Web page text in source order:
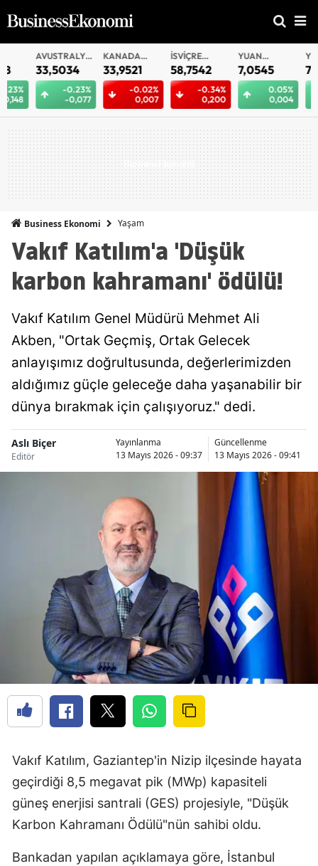
AVUSTRALYA
DOLARI
33,5034
-0.23%
-0,077
KANADA
DOLARI
33,9521
-0.02%
0,007
İSVIÇRE
FRANKI
58,7542
-0.34%
0,200
OFFSHORE
7,0545
0.05%
0,004
7,0548
Business Ekonomi Yaşam
Vakıf Katılım'a 'Düşük
karbon kahramanı' ödülü!
Vakıf Katılım Genel Müdürü Mehmet Ali
Akben, "Ortak Geçmiş, Ortak Gelecek
anlayışımız doğrultusunda, değerlerimizden
aldığımız güçle geleceğe daha yaşanabilir bir
dünya bırakmak için çalışıyoruz." dedi.
Aslı Biçer
Editör
Yayınlanma
13 Mayıs 2026 - 09:37
Güncellenme
13 Mayıs 2026 - 09:41
Vakıf Katılım, Gaziantep'in Nizip ilçesinde hayata
geçirdiği 8,5 megavat pik (MWp) kapasiteli
güneş enerjisi santrali (GES) projesiyle, "Düşük
Karbon Kahramanı Ödülü"nün sahibi oldu.
Bankadan yapılan açıklamaya göre, İstanbul